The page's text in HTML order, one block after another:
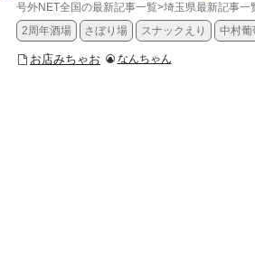
号外NET全国の最新記事一覧>埼玉県最新記事一
2周年酒場
さぼり場 スナックえり 中村葡
お店みちゃお なんちゃん